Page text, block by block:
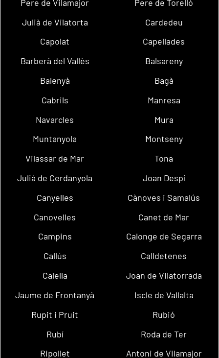
Pere de Vilamajor
Pere de Torelló
Julià de Vilatorta
Cardedeu
Capolat
Capellades
Barberà del Vallès
Balsareny
Balenyà
Bagà
Cabrils
Manresa
Navarcles
Mura
Muntanyola
Montseny
Vilassar de Mar
Tona
Julià de Cerdanyola
Joan Despí
Canyelles
Cànoves i Samalús
Canovelles
Canet de Mar
Campins
Calonge de Segarra
Callús
Calldetenes
Calella
Joan de Vilatorrada
Jaume de Frontanyà
Iscle de Vallalta
Rupit i Pruit
Rubió
Rubí
Roda de Ter
Ripollet
Antoni de Vilamajor